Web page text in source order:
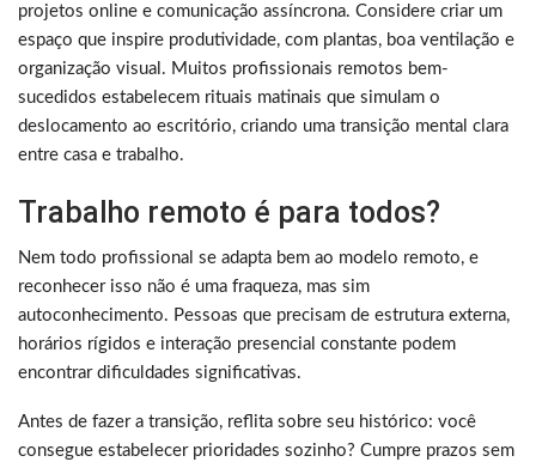
projetos online e comunicação assíncrona. Considere criar um
espaço que inspire produtividade, com plantas, boa ventilação e
organização visual. Muitos profissionais remotos bem-
sucedidos estabelecem rituais matinais que simulam o
deslocamento ao escritório, criando uma transição mental clara
entre casa e trabalho.
Trabalho remoto é para todos?
Nem todo profissional se adapta bem ao modelo remoto, e
reconhecer isso não é uma fraqueza, mas sim
autoconhecimento. Pessoas que precisam de estrutura externa,
horários rígidos e interação presencial constante podem
encontrar dificuldades significativas.
Antes de fazer a transição, reflita sobre seu histórico: você
consegue estabelecer prioridades sozinho? Cumpre prazos sem